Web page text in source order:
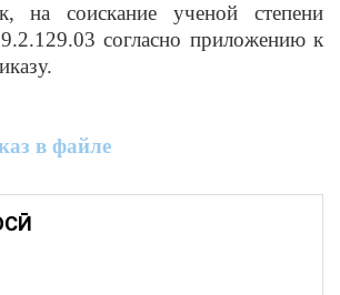
на соискание ученой степени
согласно приложению к
в файле